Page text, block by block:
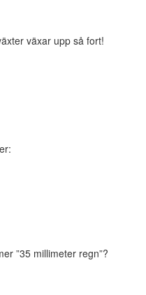
växar upp så fort!
”35 millimeter regn”?